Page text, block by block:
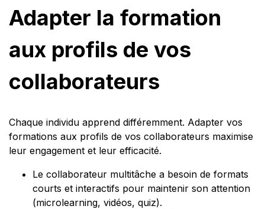
Adapter la formation
aux profils de vos
collaborateurs
Chaque individu apprend différemment. Adapter vos
formations aux profils de vos collaborateurs maximise
leur engagement et leur efficacité.
Le collaborateur multitâche a besoin de formats
courts et interactifs pour maintenir son attention
(microlearning, vidéos, quiz).